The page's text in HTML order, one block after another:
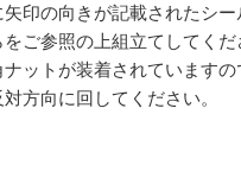
印の向きが記載されたシ
ご参照の上組立てしてくだ
ットが装着されています
方向に回してください。